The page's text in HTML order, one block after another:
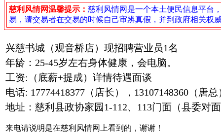
慈利风情网温馨提示： 慈利风情网是一个本土便民信息平台
易，请交易者在交易的时候自己审辨真假，并到政府相关权
兴慈书城（观音桥店）现招聘营业员1名
年龄：25-45岁左右身体健康，会电脑。
工资:（底薪+提成）详情待遇面谈
电话: 17774418377（店长），13107148360（唐总
地址：慈利县政协家园1-112、113门面（县委对
来电请说明是在慈利风情网上看到的，谢谢！